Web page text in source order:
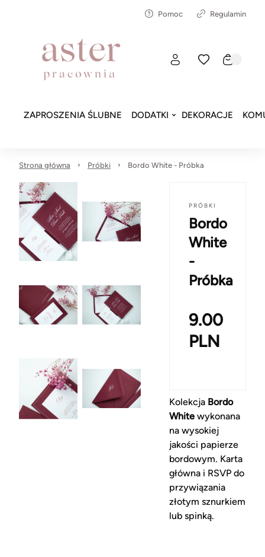
Pomoc Regulamin
ZAPROSZENIA ŚLUBNE DODATKI DEKORACJE
Strona główna Próbki Bordo White - Próbka
PRÓBKI
Bordo
White
-
Próbka
9.00
PLN
Kolekcja Bordo
Whitewykonana
na wysokiej
jakości papierze
bordowym. Karta
główna i RSVP do
przywiązania
złotym sznurkiem
lub spinką.